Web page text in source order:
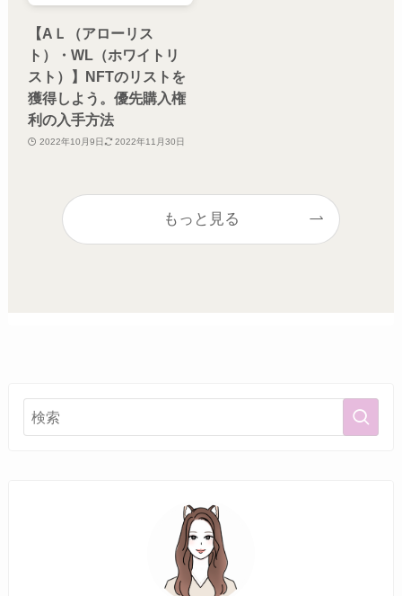
【AＬ（アローリス
ト）・WL（ホワイトリ
スト）】NFTのリストを
獲得しよう。優先購入権
利の入手方法
2022年10月9日 2022年11月30日
もっと見る